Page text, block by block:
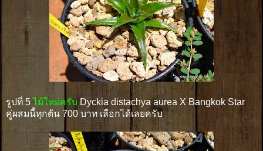
รูปที่ 5ไม้ใหม่ครับDyckia distachya aurea X Bangkok Star
คู่ผสมนี้ทุกต้น 700 บาท เลือกได้เลยครับ